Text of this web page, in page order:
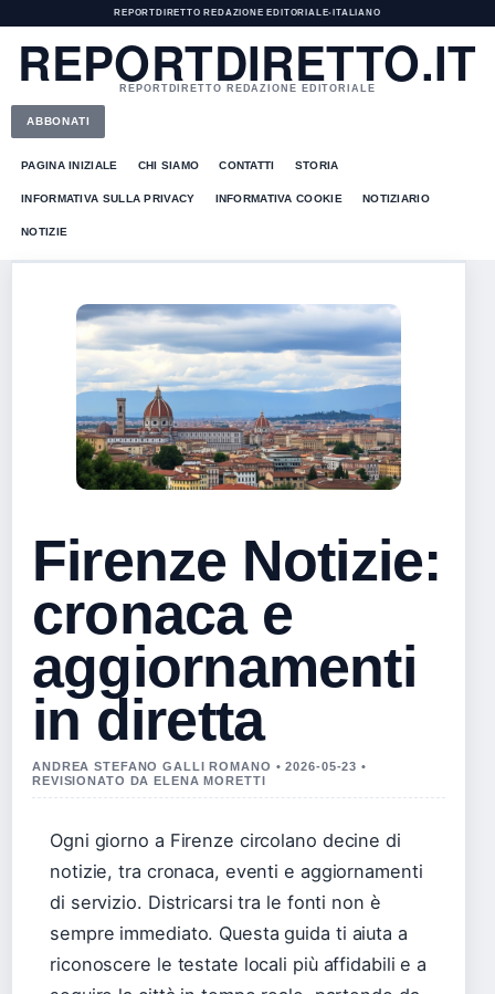
REPORTDIRETTO REDAZIONE EDITORIALE• ITALIANO
REPORTDIRETTO.IT
REPORTDIRETTO REDAZIONE EDITORIALE
ABBONATI
PAGINA INIZIALE CHI SIAMO CONTATTI STORIA
INFORMATIVA SULLA PRIVACY INFORMATIVA COOKIE NOTIZIARIO
NOTIZIE
Firenze Notizie:
cronaca e
aggiornamenti
in diretta
ANDREA STEFANO GALLI ROMANO • 2026-05-23 •
REVISIONATO DA ELENA MORETTI
Ogni giorno a Firenze circolano decine di
notizie, tra cronaca, eventi e aggiornamenti
di servizio. Districarsi tra le fonti non è
sempre immediato. Questa guida ti aiuta a
riconoscere le testate locali più affidabili e a